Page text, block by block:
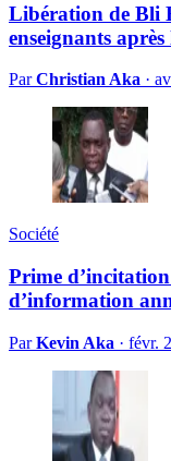
Libération de Bli
enseignants
ParChristian Aka ·
Société
Prime
d’information
ParKevin Aka · févr.